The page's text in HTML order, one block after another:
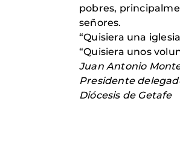
pobres,
señores.
“Quisiera una
“Quisiera unos
Juan Antonio
Presidente
Diócesis de Getafe